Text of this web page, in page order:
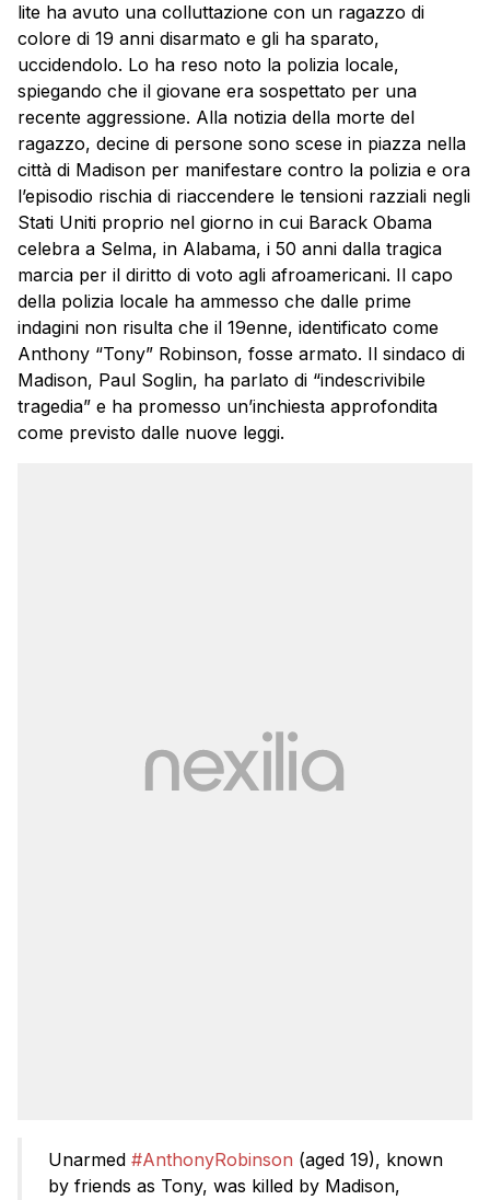
lite ha avuto una colluttazione con un ragazzo di
colore di 19 anni disarmato e gli ha sparato,
uccidendolo. Lo ha reso noto la polizia locale,
spiegando che il giovane era sospettato per una
recente aggressione. Alla notizia della morte del
ragazzo, decine di persone sono scese in piazza nella
città di Madison per manifestare contro la polizia e ora
l’episodio rischia di riaccendere le tensioni razziali negli
Stati Uniti proprio nel giorno in cui Barack Obama
celebra a Selma, in Alabama, i 50 anni dalla tragica
marcia per il diritto di voto agli afroamericani. Il capo
della polizia locale ha ammesso che dalle prime
indagini non risulta che il 19enne, identificato come
Anthony “Tony” Robinson, fosse armato. Il sindaco di
Madison, Paul Soglin, ha parlato di “indescrivibile
tragedia” e ha promesso un’inchiesta approfondita
come previsto dalle nuove leggi.
Unarmed #AnthonyRobinson (aged 19), known
by friends as Tony, was killed by Madison,